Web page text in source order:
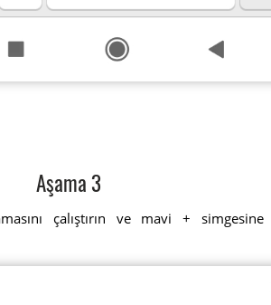
Aşama 3
çalıştırın ve mavi + simgesine